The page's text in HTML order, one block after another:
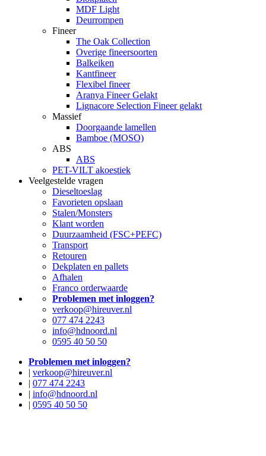
MDF Light
Deurrompen
Fineer
The Oak Collection
Overige fineersoorten
Balkeiken
Kantfineer
Flexibel fineer
Aranya Fineer Gelakt
Lignacore Selection Fineer gelakt
Massief
Doorgaande lamellen
Bamboe (MOSO)
ABS
ABS
PET-VILT akoestiek
Veelgestelde vragen
Dieseltoeslag
Favorieten opslaan
Stalen/Monsters
Klant worden
Duurzaamheid (FSC+PEFC)
Transport
Retouren
Dekplaten en pallets
Afhalen
Franco orderwaarde
Problemen met inloggen?
verkoop@hireuver.nl
077 474 2243
info@hdnoord.nl
0595 40 50 50
Problemen met inloggen?
| verkoop@hireuver.nl
| 077 474 2243
| info@hdnoord.nl
| 0595 40 50 50